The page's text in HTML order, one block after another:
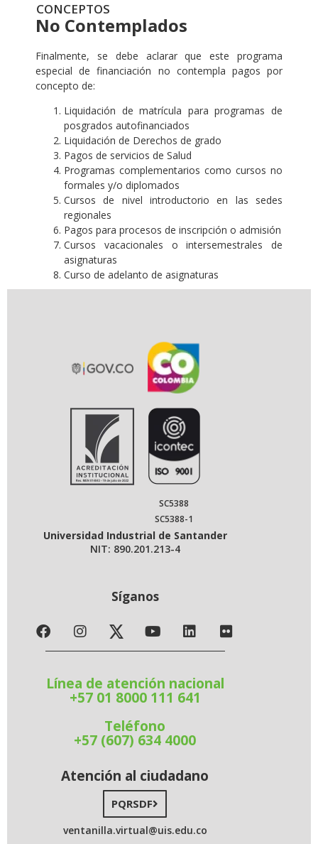
CONCEPTOS
No Contemplados
Finalmente, se debe aclarar que este programa
especial de financiación no contempla pagos por
concepto de:
Liquidación de matrícula para programas de
posgrados autofinanciados
Liquidación de Derechos de grado
Pagos de servicios de Salud
Programas complementarios como cursos no
formales y/o diplomados
Cursos de nivel introductorio en las sedes
regionales
Pagos para procesos de inscripción o admisión
Cursos vacacionales o intersemestrales de
asignaturas
Curso de adelanto de asignaturas